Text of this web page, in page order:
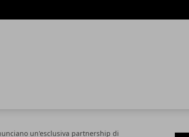
un'esclusiva partnership di